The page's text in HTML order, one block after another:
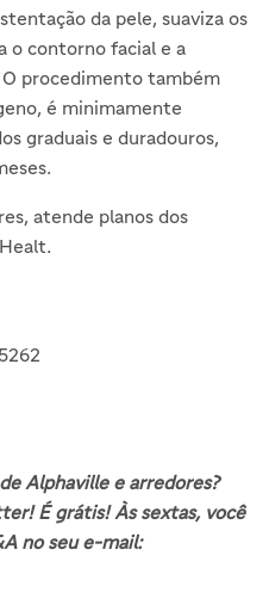
da pele, suaviza os
o contorno facial e a
procedimento também
é minimamente
graduais e duradouros,
atende planos dos
Alphaville e arredores?
É grátis! Às sextas, você
no seu e-mail: